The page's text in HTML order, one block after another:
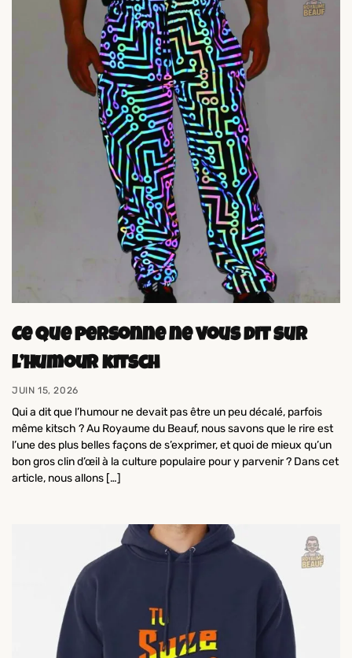
Ce que personne ne vous dit sur
l’humour kitsch
JUIN 15, 2026
Qui a dit que l’humour ne devait pas être un peu décalé, parfois
même kitsch ? Au Royaume du Beauf, nous savons que le rire est
l’une des plus belles façons de s’exprimer, et quoi de mieux qu’un
bon gros clin d’œil à la culture populaire pour y parvenir ? Dans cet
article, nous allons […]